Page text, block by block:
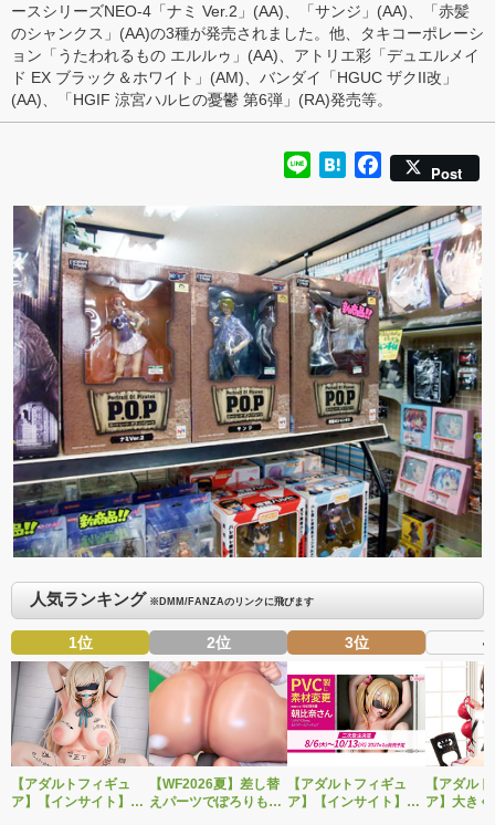
ースシリーズNEO-4「ナミ Ver.2 」(AA)、「サンジ 」(AA)、「赤髪
のシャンクス 」(AA)の3種が発売されました。他、タキコーポレーシ
ョン「 うたわれるもの エルルゥ 」(AA)、アトリエ彩「デュエルメイ
ド EX ブラック＆ホワイト 」(AM)、バンダイ「HGUC ザクII改 」
(AA)、「HGIF 涼宮ハルヒの憂鬱 第6弾 」(RA)発売等。
Line HatenaFacebook
Post
人気ランキング ※DMM/FANZAのリンクに飛びます
1位
【アダルトフィギュ
ア】【インサイト】肉
2位
【WF2026夏】差し替
えパーツでぽろりも
3位
【アダルトフィギュ
ア】【インサイト】
4
【アダル
ア】大き